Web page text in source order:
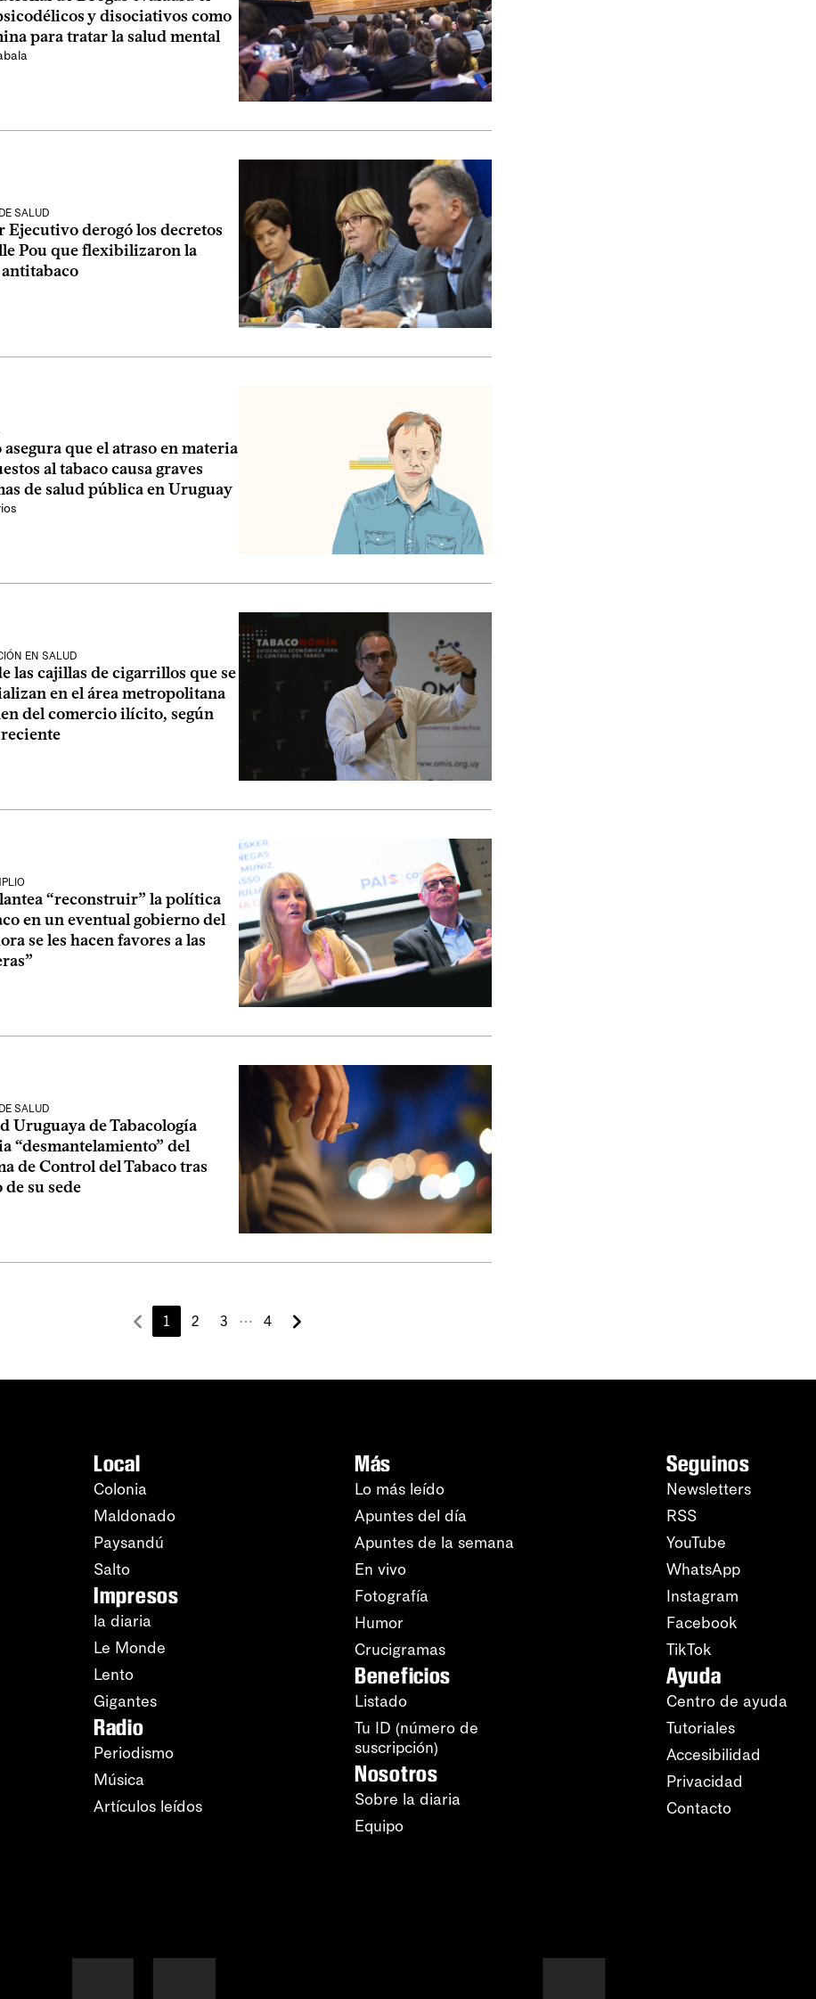
y disociativos como
para tratar la salud mental
SALUD
Ejecutivo derogó los decretos
Pou que flexibilizaron la
que el atraso en materia
al tabaco causa graves
de salud pública en Uruguay
EN SALUD
las cajillas de cigarrillos que se
en el área metropolitana
del comercio ilícito, según
“reconstruir” la política
en un eventual gobierno del
se les hacen favores a las
SALUD
Uruguaya de Tabacología
“desmantelamiento” del
de Control del Tabaco tras
de su sede
1 2 3 ⋯ 4
Local
Colonia
Maldonado
Paysandú
Salto
Impresos
la diaria
Le Monde
Lento
Gigantes
Radio
Periodismo
Música
Artículos leídos
Más
Lo más leído
Apuntes del día
Apuntes de la semana
En vivo
Fotografía
Humor
Crucigramas
Beneficios
Listado
Tu ID (número de
suscripción)
Nosotros
Sobre la diaria
Equipo
Seguinos
Newsletters
RSS
YouTube
WhatsApp
Instagram
Facebook
TikTok
Ayuda
Centro de ayuda
Tutoriales
Accesibilidad
Privacidad
Contacto